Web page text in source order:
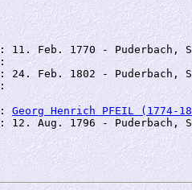
11. Feb. 1770 - Puderbach,
24. Feb. 1802 - Puderbach,
Georg Henrich PFEIL (1774-